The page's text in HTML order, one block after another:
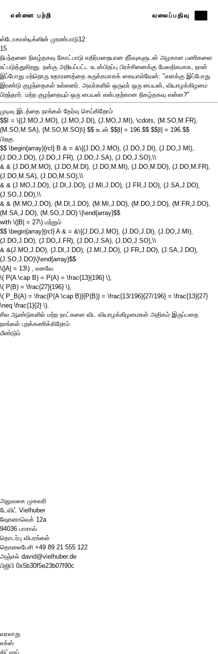
என்னை பற்றி வலைப்பதிவு
ஸ்டோகாஸ்டிக்ஸின் முரண்பாடு12
15
நிபந்தனை நிகழ்தகவு கோட்பாடு எதிர்மறையான தீர்வுகளுடன் அழகான பணிகளை
உட்படுத்துகிறது. நன்கு அறியப்பட்ட உடன்பிறப்பு பிரச்சினைக்கு மேலதிகமாக, நான்
இப்போது மற்றொரு உதாரணத்தை சுருக்கமாகக் கையாள்வேன்: "எனக்கு இப்போது
இரண்டு குழந்தைகள் உள்ளனர். அவர்களில் ஒருவர் ஒரு பையன், வியாழக்கிழமை
பிறந்தார். மற்ற குழந்தையும் ஒரு பையன் என்பதற்கான நிகழ்தகவு என்ன?"
முடிவு இடத்தை நாங்கள் தேர்வு செய்கிறோம்
$$I = \{(J.MO,J.MO), (J.MO,J.DI), (J.MO,J.MI), \cdots, (M.SO,M.FR),
(M.SO,M.SA), (M.SO,M.SO)\} $$ உடன் $$|I| = 196.$$ $$|I| = 196.$$
பிறகு
$$ \begin{array}{rcl} B & = &\{(J.DO,J.MO), (J.DO,J.DI), (J.DO,J.MI),
(J.DO,J.DO), (J.DO,J.FR), (J.DO,J.SA), (J.DO,J.SO),\\
& & (J.DO,M.MO), (J.DO,M.DI), (J.DO,M.MI), (J.DO,M.DO), (J.DO,M.FR),
(J.DO,M.SA), (J.DO,M.SO),\\
& & (J.MO,J.DO), (J.DI,J.DO), (J.MI,J.DO), (J.FR,J.DO), (J.SA,J.DO),
(J.SO,J.DO),\\
& & (M.MO,J.DO), (M.DI,J.DO), (M.MI,J.DO), (M.DO,J.DO), (M.FR,J.DO),
(M.SA,J.DO), (M.SO,J.DO) \}\end{array}$$
with \(|B| = 27\) மற்றும்
$$ \begin{array}{rcl} A & = &\{(J.DO,J.MO), (J.DO,J.DI), (J.DO,J.MI),
(J.DO,J.DO), (J.DO,J.FR), (J.DO,J.SA), (J.DO,J.SO),\\
& &(J.MO,J.DO), (J.DI,J.DO), (J.MI,J.DO), (J.FR,J.DO), (J.SA,J.DO),
(J.SO,J.DO)\}\end{array}$$
\(|A| = 13\) , எனவே
\( P(A \cap B) = P(A) = \frac{13}{196} \)
\( P(B) = \frac{27}{196} \)
\( P_B(A) = \frac{P(A \cap B)}{P(B)} = \frac{13/196}{27/196} = \frac{13}{27}
\neq \frac{1}{2} \)
சில ஆண்டுகளில் மற்ற நாட்களை விட வியாழக்கிழமைகள் அதிகம் இருப்பதை
நாங்கள் புறக்கணிக்கிறோம்.
மீண்டும்
அலுவலக முகவரி
டேவிட் Vielhuber
ஷோனாவெக் 12a
94036 பாசாவ்
தொடர்பு விபரங்கள்
தொலைபேசி +49 89 21 555 122
அஞ்சல் david@vielhuber.de
பிஜிபி 0x5b30f5e23b07f90c
வரலாறு
எக்ஸ்
கிட்ஹப்